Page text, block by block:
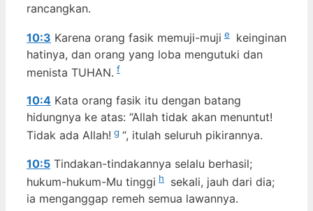
rancangkan.
10:3 Karena orang fasik memuji-muji e
keinginan
hatinya, dan orang yang loba mengutuki dan
menista TUHAN. f
10:4 Kata orang fasik itu dengan batang
hidungnya ke atas: “Allah tidak akan menuntut!
Tidak ada Allah! g “, itulah seluruh pikirannya.
10:5 Tindakan-tindakannya selalu berhasil;
hukum-hukum-Mu tinggi h
sekali, jauh dari dia;
ia menganggap remeh semua lawannya.